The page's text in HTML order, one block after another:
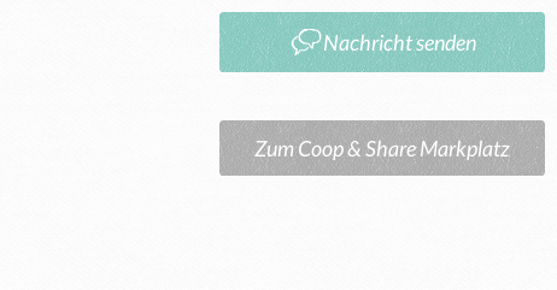
Nachricht senden
Zum Coop & Share Markplatz